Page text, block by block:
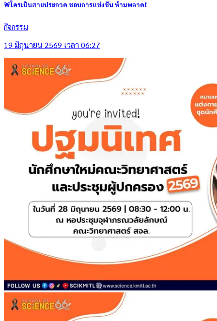
🚨ใครเป็นสายประกวด ชอบการแข่งขัน ห้ามพลาด❗
กิจกรรม
19 มิถุนายน 2569 เวลา 06:27